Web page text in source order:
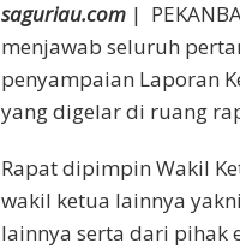
saguriau.com |
menjawab seluruh
penyampaian Laporan
yang digelar di ruang
Rapat dipimpin Wakil
wakil ketua lainnya
lainnya serta dari pihak